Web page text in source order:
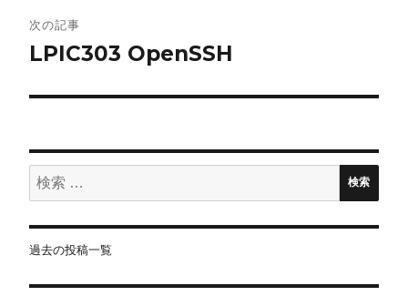
ビ
ゲ
ー
ョ
ン
次の記事
LPIC303 OpenSSH
検
索:
検索
過去の投稿一覧